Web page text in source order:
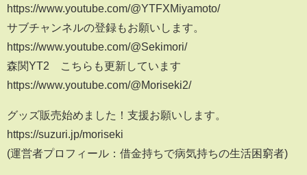
https://www.youtube.com/@YTFXMiyamoto/
サブチャンネルの登録もお願いします。
https://www.youtube.com/@Sekimori/
森関YT2 こちらも更新しています
https://www.youtube.com/@Moriseki2/
グッズ販売始めました！支援お願いします。
https://suzuri.jp/moriseki
(運営者プロフィール：借金持ちで病気持ちの生活困窮者)